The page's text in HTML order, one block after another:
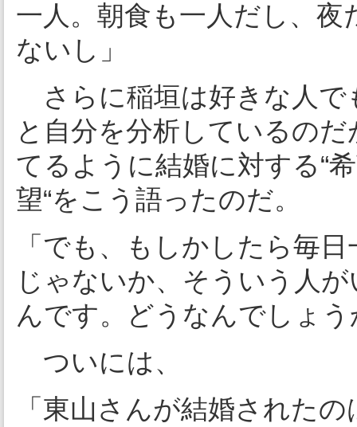
一人。朝食も一人だし、夜
ないし」
さらに稲垣は好きな人で
と自分を分析しているの
てるように結婚に対する“
望“をこう語ったのだ。
「でも、もしかしたら毎
じゃないか、そういう人
んです。どうなんでしょう
ついには、
「東山さんが結婚された